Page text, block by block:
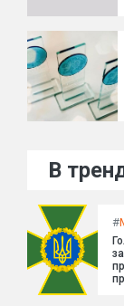
В
#